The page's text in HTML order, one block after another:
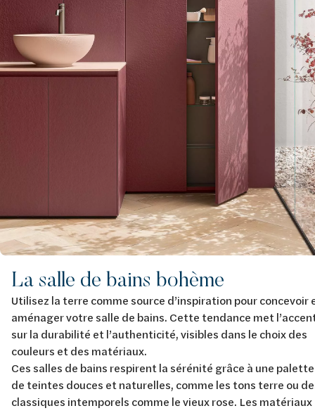
La salle de bains bohème
Utilisez la terre comme source d’inspiration pour concevoir
aménager votre salle de bains. Cette tendance met
sur la durabilité et l’authenticité, visibles dans le choix des
couleurs et des matériaux.
Ces salles de bains respirent la sérénité grâce à une palette
de teintes douces et naturelles, comme les tons terre ou
classiques intemporels comme le vieux rose. Les matériaux